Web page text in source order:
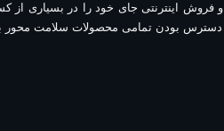
فروش اینترنتی جای خود را در بسیاری
دسترس بودن تمامی محصولات سلامت